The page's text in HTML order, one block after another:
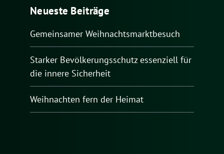
Neueste Beiträge
Gemeinsamer Weihnachtsmarktbesuch
Starker Bevölkerungsschutz essenziell für
die innere Sicherheit
Weihnachten fern der Heimat